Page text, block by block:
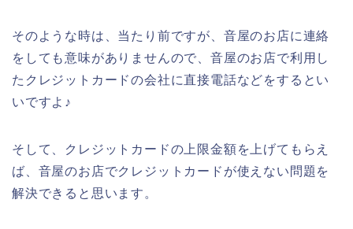
そのような時は、当たり前ですが、音屋のお店に連絡
をしても意味がありませんので、音屋のお店で利用し
たクレジットカードの会社に直接電話などをするとい
いですよ♪
そして、クレジットカードの上限金額を上げてもらえ
ば、音屋のお店でクレジットカードが使えない問題を
解決できると思います。